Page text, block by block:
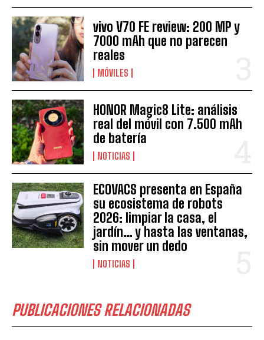
vivo V70 FE review: 200 MP y
7000 mAh que no parecen
reales
MÓVILES
HONOR Magic8 Lite: análisis
real del móvil con 7.500 mAh
de batería
NOTICIAS
ECOVACS presenta en España
su ecosistema de robots
2026: limpiar la casa, el
jardín… y hasta las ventanas,
sin mover un dedo
NOTICIAS
PUBLICACIONES RELACIONADAS